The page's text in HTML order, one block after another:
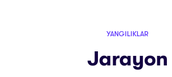
YANGILIKLAR
Jarayon